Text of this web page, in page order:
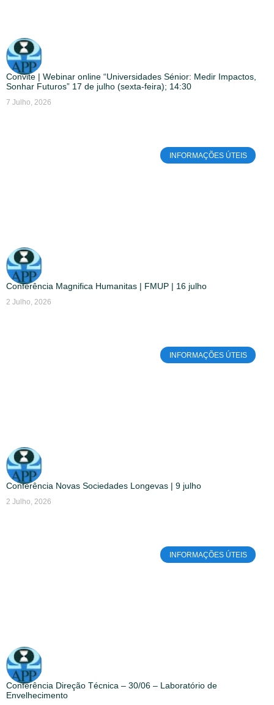
Convite | Webinar online “Universidades Sénior: Medir Impactos,
Sonhar Futuros” 17 de julho (sexta-feira); 14:30
7 Julho, 2026
INFORMAÇÕES ÚTEIS
Conferência Magnifica Humanitas | FMUP | 16 julho
2 Julho, 2026
INFORMAÇÕES ÚTEIS
Conferência Novas Sociedades Longevas | 9 julho
2 Julho, 2026
INFORMAÇÕES ÚTEIS
Conferência Direção Técnica – 30/06 – Laboratório de
Envelhecimento